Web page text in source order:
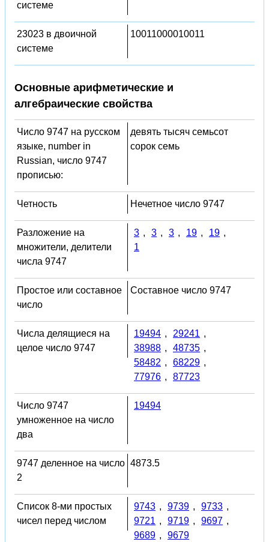
системе
23023 в двоичной
системе
10011000010011
Основные арифметические и
алгебраические свойства
Число 9747 на русском
языке, number in
Russian, число 9747
прописью:
девять тысяч семьсот
сорок семь
Четность Нечетное число 9747
Разложение на
множители, делители
числа 9747
3 , 3 , 3 , 19 , 19 ,
1
Простое или составное
число
Составное число 9747
Числа делящиеся на
целое число 9747
19494 , 29241 ,
38988 , 48735 ,
58482 , 68229 ,
77976 , 87723
Число 9747
умноженное на число
два
19494
9747 деленное на число
2
4873.5
Список 8-ми простых
чисел перед числом
9743 , 9739 , 9733 ,
9721 , 9719 , 9697 ,
9689 , 9679